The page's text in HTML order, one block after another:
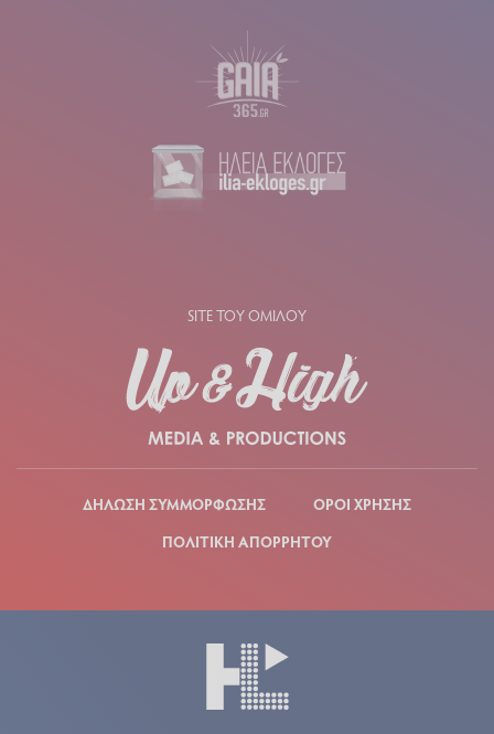
SITE ΤΟΥ ΟΜΙΛΟΥ
ΔΗΛΩΣΗ ΣΥΜΜΟΡΦΩΣΗΣ
ΟΡΟΙ ΧΡΗΣΗΣ
ΠΟΛΙΤΙΚΗ ΑΠΟΡΡΗΤΟΥ